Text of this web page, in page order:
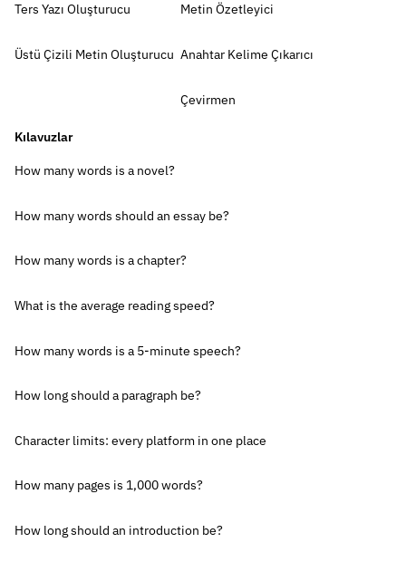
Ters Yazı Oluşturucu
Üstü Çizili Metin Oluşturucu
Metin Özetleyici
Anahtar Kelime Çıkarıcı
Çevirmen
Kılavuzlar
How many words is a novel?
How many words should an essay be?
How many words is a chapter?
What is the average reading speed?
How many words is a 5-minute speech?
How long should a paragraph be?
Character limits: every platform in one place
How many pages is 1,000 words?
How long should an introduction be?